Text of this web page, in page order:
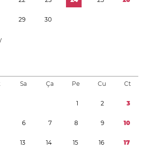
29 30
Sa Ça Pe Cu Ct
1 2 3
6 7 8 9 10
13 14 15 16 17